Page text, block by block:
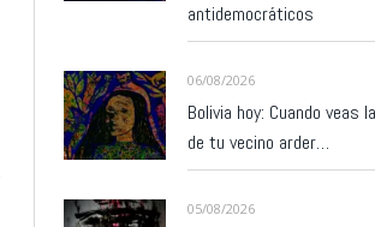
antidemocráticos
06/08/2026
Bolivia hoy: Cuando veas
de tu vecino arder…
05/08/2026